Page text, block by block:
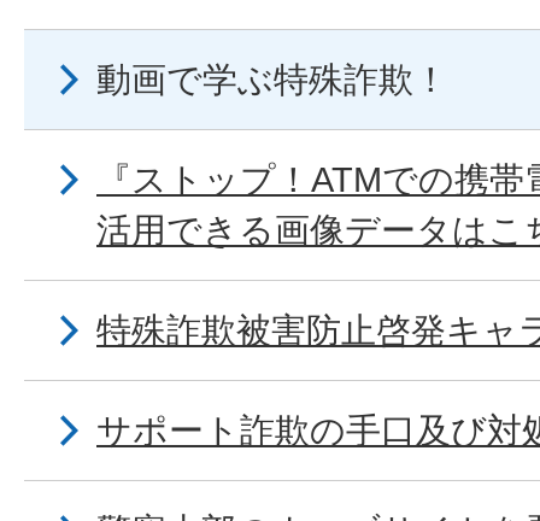
動画で学ぶ特殊詐欺！
『ストップ！ATMでの携
活用できる画像データはこ
特殊詐欺被害防止啓発キャ
サポート詐欺の手口及び対